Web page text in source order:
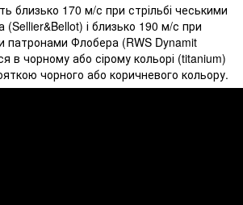
близько 170 м/с при стрільбі чеськими
і близько 190 м/с при
патронами Флобера (RWS Dynamit
в чорному або сірому кольорі (titanium)
чорного або коричневого кольору.